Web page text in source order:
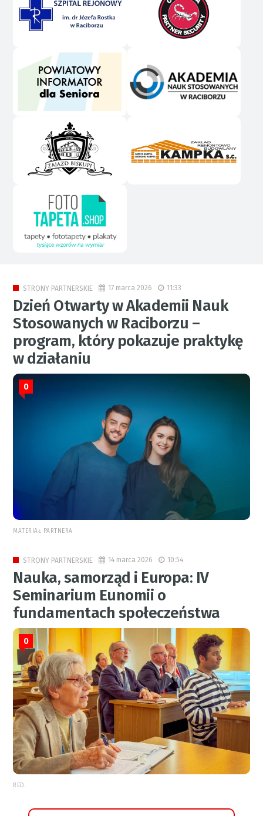
STRONY PARTNERSKIE 17 marca 2026 11:33
Dzień Otwarty w Akademii Nauk
Stosowanych w Raciborzu –
program, który pokazuje praktykę
w działaniu
0
MATERIAŁ PARTNERA
STRONY PARTNERSKIE 14 marca 2026 10:54
Nauka, samorząd i Europa: IV
Seminarium Eunomii o
fundamentach społeczeństwa
0
RED.